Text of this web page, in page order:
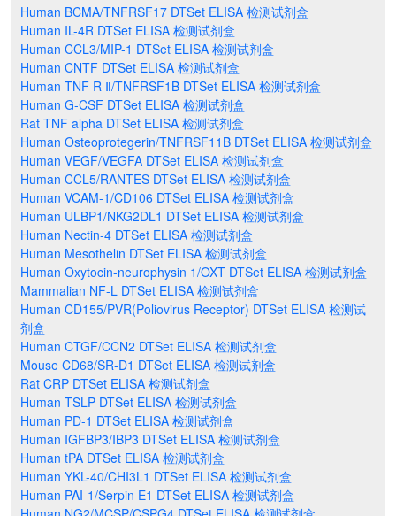
Human BCMA/TNFRSF17 DTSet ELISA 检测试剂盒
Human IL-4R DTSet ELISA 检测试剂盒
Human CCL3/MIP-1 DTSet ELISA 检测试剂盒
Human CNTF DTSet ELISA 检测试剂盒
Human TNF R Ⅱ/TNFRSF1B DTSet ELISA 检测试剂盒
Human G-CSF DTSet ELISA 检测试剂盒
Rat TNF alpha DTSet ELISA 检测试剂盒
Human Osteoprotegerin/TNFRSF11B DTSet ELISA 检测试剂盒
Human VEGF/VEGFA DTSet ELISA 检测试剂盒
Human CCL5/RANTES DTSet ELISA 检测试剂盒
Human VCAM-1/CD106 DTSet ELISA 检测试剂盒
Human ULBP1/NKG2DL1 DTSet ELISA 检测试剂盒
Human Nectin-4 DTSet ELISA 检测试剂盒
Human Mesothelin DTSet ELISA 检测试剂盒
Human Oxytocin-neurophysin 1/OXT DTSet ELISA 检测试剂盒
Mammalian NF-L DTSet ELISA 检测试剂盒
Human CD155/PVR(Poliovirus Receptor) DTSet ELISA 检测试
剂盒
Human CTGF/CCN2 DTSet ELISA 检测试剂盒
Mouse CD68/SR-D1 DTSet ELISA 检测试剂盒
Rat CRP DTSet ELISA 检测试剂盒
Human TSLP DTSet ELISA 检测试剂盒
Human PD-1 DTSet ELISA 检测试剂盒
Human IGFBP3/IBP3 DTSet ELISA 检测试剂盒
Human tPA DTSet ELISA 检测试剂盒
Human YKL-40/CHI3L1 DTSet ELISA 检测试剂盒
Human PAI-1/Serpin E1 DTSet ELISA 检测试剂盒